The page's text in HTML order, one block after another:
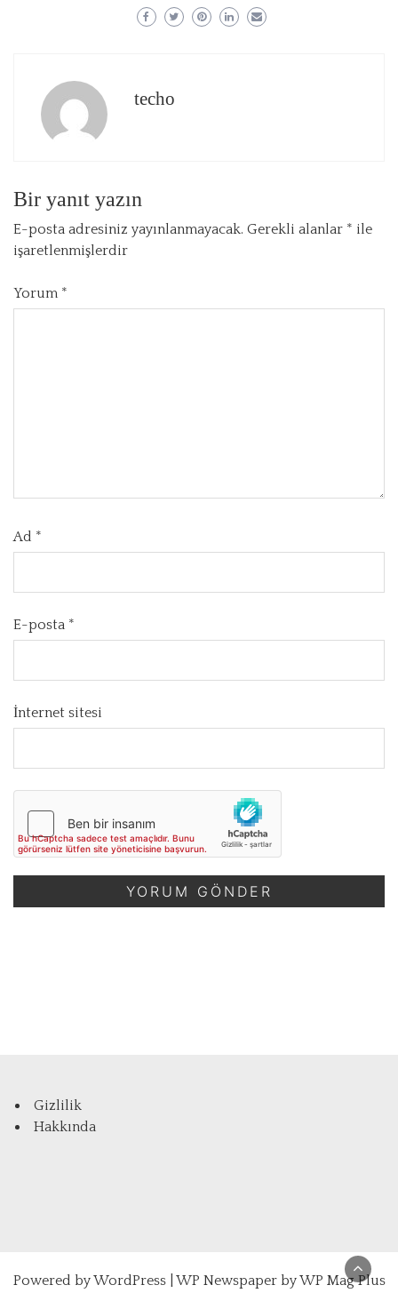
techo
Bir yanıt yazın
E-posta adresiniz yayınlanmayacak. Gerekli alanlar * ile
işaretlenmişlerdir
Yorum *
Ad *
E-posta *
İnternet sitesi
Gizlilik
Hakkında
Powered byWordPress| WP Newspaper by WP Mag Plus